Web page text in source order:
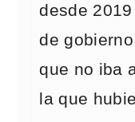
desde
de
que no iba
la que